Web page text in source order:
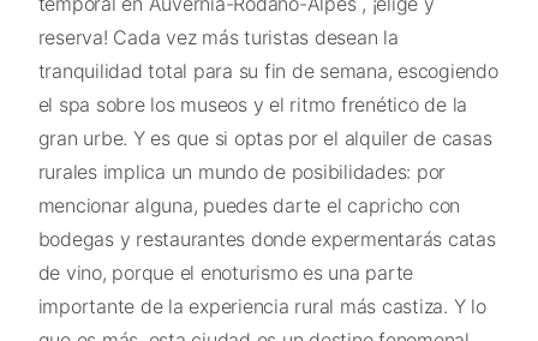
reserva! Cada vez más turistas desean la
tranquilidad total para su fin de semana, escogiendo
el spa sobre los museos y el ritmo frenético de la
gran urbe. Y es que si optas por el alquiler de casas
rurales implica un mundo de posibilidades: por
mencionar alguna, puedes darte el capricho con
bodegas y restaurantes donde expermentarás catas
de vino, porque el enoturismo es una parte
importante de la experiencia rural más castiza. Y lo